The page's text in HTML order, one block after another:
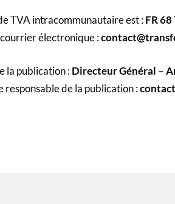
TVA intracommunautaire est :FR
électronique :
la publication :Directeur Général –
responsable de la publication :